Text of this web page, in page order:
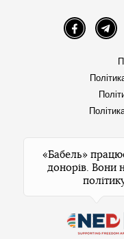
Facebook
«Бабель»
донорів. Вони